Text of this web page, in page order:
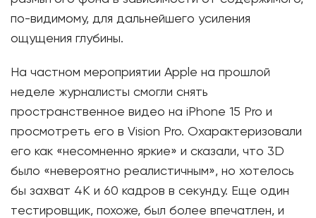
по-видимому, для дальнейшего усиления
ощущения глубины.
На частном мероприятии Apple на прошлой
неделе журналисты смогли снять
пространственное видео на iPhone 15 Pro и
просмотреть его в Vision Pro. Охарактеризовали
его как «несомненно яркие» и сказали, что 3D
было «невероятно реалистичным», но хотелось
бы захват 4K и 60 кадров в секунду. Еще один
тестировщик, похоже, был более впечатлен, и